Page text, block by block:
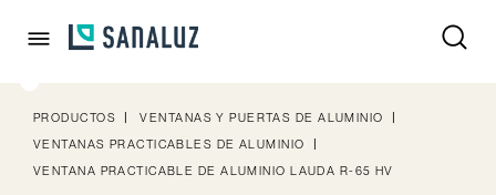
PRODUCTOS
VENTANAS Y PUERTAS DE ALUMINIO
VENTANAS PRACTICABLES DE ALUMINIO
VENTANA PRACTICABLE DE ALUMINIO LAUDA R-65 HV